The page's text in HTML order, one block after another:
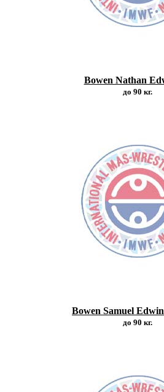
Bowen Nathan
до 90 кг.
Bowen Samuel
до 90 кг.